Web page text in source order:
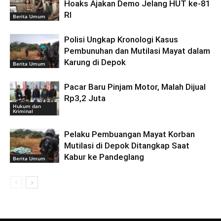
Berita Umum
Hoaks Ajakan Demo Jelang HUT ke-81
RI
Berita Umum
Polisi Ungkap Kronologi Kasus
Pembunuhan dan Mutilasi Mayat dalam
Karung di Depok
Hukum dan
Kriminal
Pacar Baru Pinjam Motor, Malah Dijual
Rp3,2 Juta
Berita Umum
Pelaku Pembuangan Mayat Korban
Mutilasi di Depok Ditangkap Saat
Kabur ke Pandeglang